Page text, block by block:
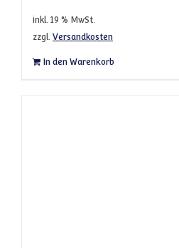
inkl. 19 % MwSt.
zzgl. Versandkosten
In den Warenkorb